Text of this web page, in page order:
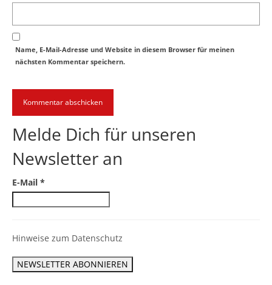
Name, E-Mail-Adresse und Website in diesem Browser für meinen
nächsten Kommentar speichern.
Melde Dich für unseren
Newsletter an
E-Mail *
Hinweise zum Datenschutz